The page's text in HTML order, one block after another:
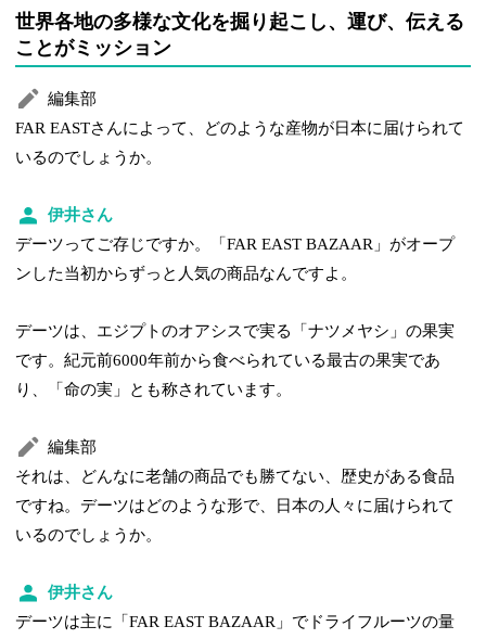
世界各地の多様な文化を掘り起こし、運び、伝える
ことがミッション
編集部
FAR EASTさんによって、どのような産物が日本に届けられて
いるのでしょうか。
伊井さん
デーツってご存じですか。「FAR EAST BAZAAR」がオープ
ンした当初からずっと人気の商品なんですよ。
デーツは、エジプトのオアシスで実る「ナツメヤシ」の果実
です。紀元前6000年前から食べられている最古の果実であ
り、「命の実」とも称されています。
編集部
それは、どんなに老舗の商品でも勝てない、歴史がある食品
ですね。デーツはどのような形で、日本の人々に届けられて
いるのでしょうか。
伊井さん
デーツは主に「FAR EAST BAZAAR」でドライフルーツの量